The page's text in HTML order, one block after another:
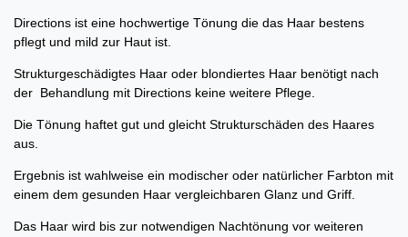
Directions ist eine hochwertige Tönung die das Haar bestens
pflegt und mild zur Haut ist.
Strukturgeschädigtes Haar oder blondiertes Haar benötigt nach
der Behandlung mit Directions keine weitere Pflege.
Die Tönung haftet gut und gleicht Strukturschäden des Haares
aus.
Ergebnis ist wahlweise ein modischer oder natürlicher Farbton mit
einem dem gesunden Haar vergleichbaren Glanz und Griff.
Das Haar wird bis zur notwendigen Nachtönung vor weiteren